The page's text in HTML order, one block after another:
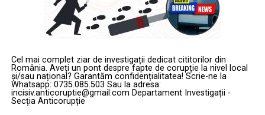
Cel mai complet ziar de investigații dedicat cititorilor din
România. Aveți un pont despre fapte de corupție la nivel local
și/sau național? Garantăm confidențialitatea! Scrie-ne la
Whatsapp: 0735.085.503 Sau la adresa:
incisiv.anticoruptie@gmail.com Departament Investigații -
Secția Anticorupție